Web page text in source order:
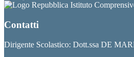
Istituto
Contatti
Dirigente Scolastico: Dott.ssa DE